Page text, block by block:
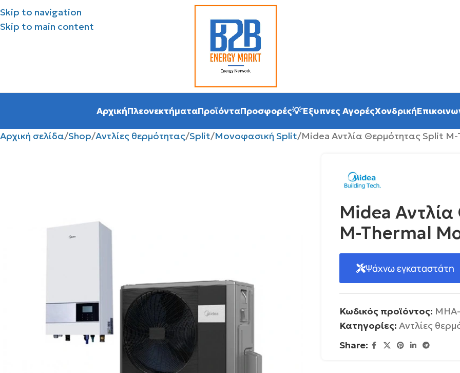
Skip to navigation
Skip to main content
ΑρχικήΠλεονεκτήματαΠροϊόνταΠροσφορές💡 Έξυπνες ΑγορέςΧονδρική
Αρχική σελίδα Shop Αντλίες θερμότητας Split Μονοφασική Split Midea Αντλία Θερμότητας Split
Midea
M-Thermal
Ψάχνω εγκαταστάτη
Κωδικός προϊόντος:
Κατηγορίες: Αντλίες
Share: